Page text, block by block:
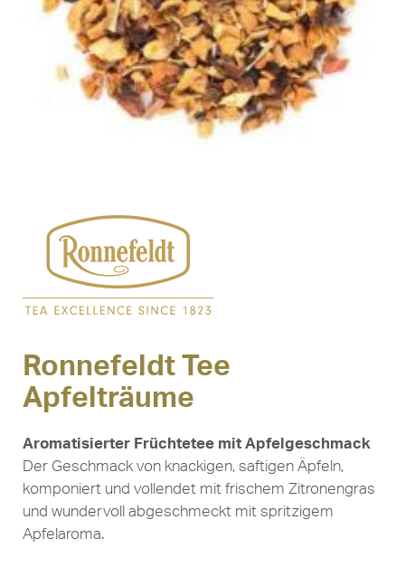
Ronnefeldt Tee
Apfelträume
Aromatisierter Früchtetee mit Apfelgeschmack
Der Geschmack von knackigen, saftigen Äpfeln,
komponiert und vollendet mit frischem Zitronengras
und wundervoll abgeschmeckt mit spritzigem
Apfelaroma.